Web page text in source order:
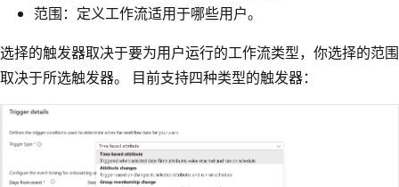
范围：定义工作流适用于哪些用户。
选择的触发器取决于要为用户运行的工作流类型，你选择的范围
取决于所选触发器。 目前支持四种类型的触发器：